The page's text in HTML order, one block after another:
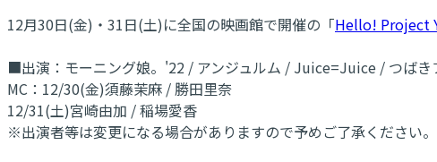
12月30日(金)・31日(土)に全国の映画館で開催の「Hello! Project
■出演：モーニング娘。'22 / アンジュルム / Juice=Juice / つばき
MC：12/30(金)須藤茉麻 / 勝田里奈
12/31(土)宮崎由加 / 稲場愛香
※出演者等は変更になる場合がありますので予めご了承ください。